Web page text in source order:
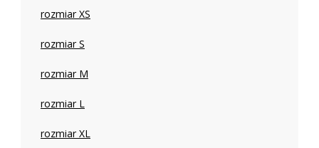
rozmiar XS
rozmiar S
rozmiar M
rozmiar L
rozmiar XL